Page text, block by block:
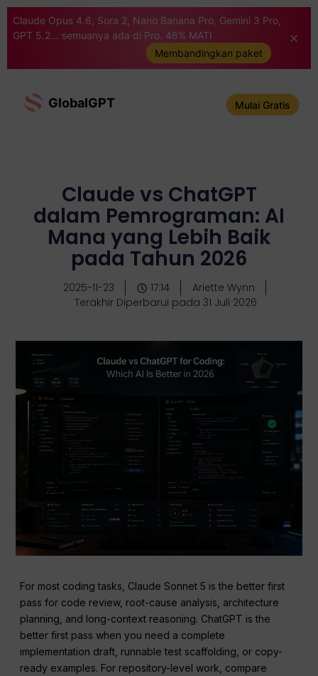
Claude Opus 4.6, Sora 2, Nano Banana Pro, Gemini 3 Pro,
GPT 5.2... semuanya ada di Pro. 46% MATI
Membandingkan paket
GlobalGPT Mulai Gratis
Claude vs ChatGPT
dalam Pemrograman: AI
Mana yang Lebih Baik
pada Tahun 2026
2025-11-23 17:14
Ariette Wynn
Terakhir Diperbarui pada 31 Juli 2026
For most coding tasks, Claude Sonnet 5 is the better first
pass for code review, root-cause analysis, architecture
planning, and long-context reasoning. ChatGPT is the
better first pass when you need a complete
implementation draft, runnable test scaffolding, or copy-
ready examples. For repository-level work, compare